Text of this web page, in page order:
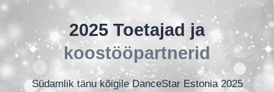
2025 Toetajad ja
koostööpartnerid
Südamlik tänu kõigile DanceStar Estonia 2025